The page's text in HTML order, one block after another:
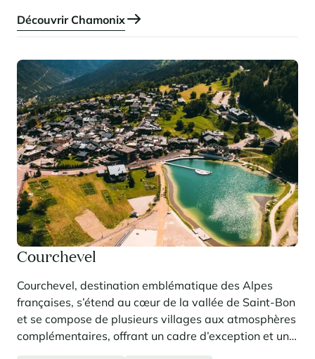
Découvrir Chamonix
Courchevel
Courchevel, destination emblématique des Alpes
françaises, s’étend au cœur de la vallée de Saint-Bon
et se compose de plusieurs villages aux atmosphères
complémentaires, offrant un cadre d’exception et un